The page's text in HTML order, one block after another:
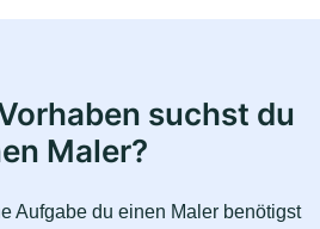
suchst du
Maler?
Aufgabe du einen Maler benötigst